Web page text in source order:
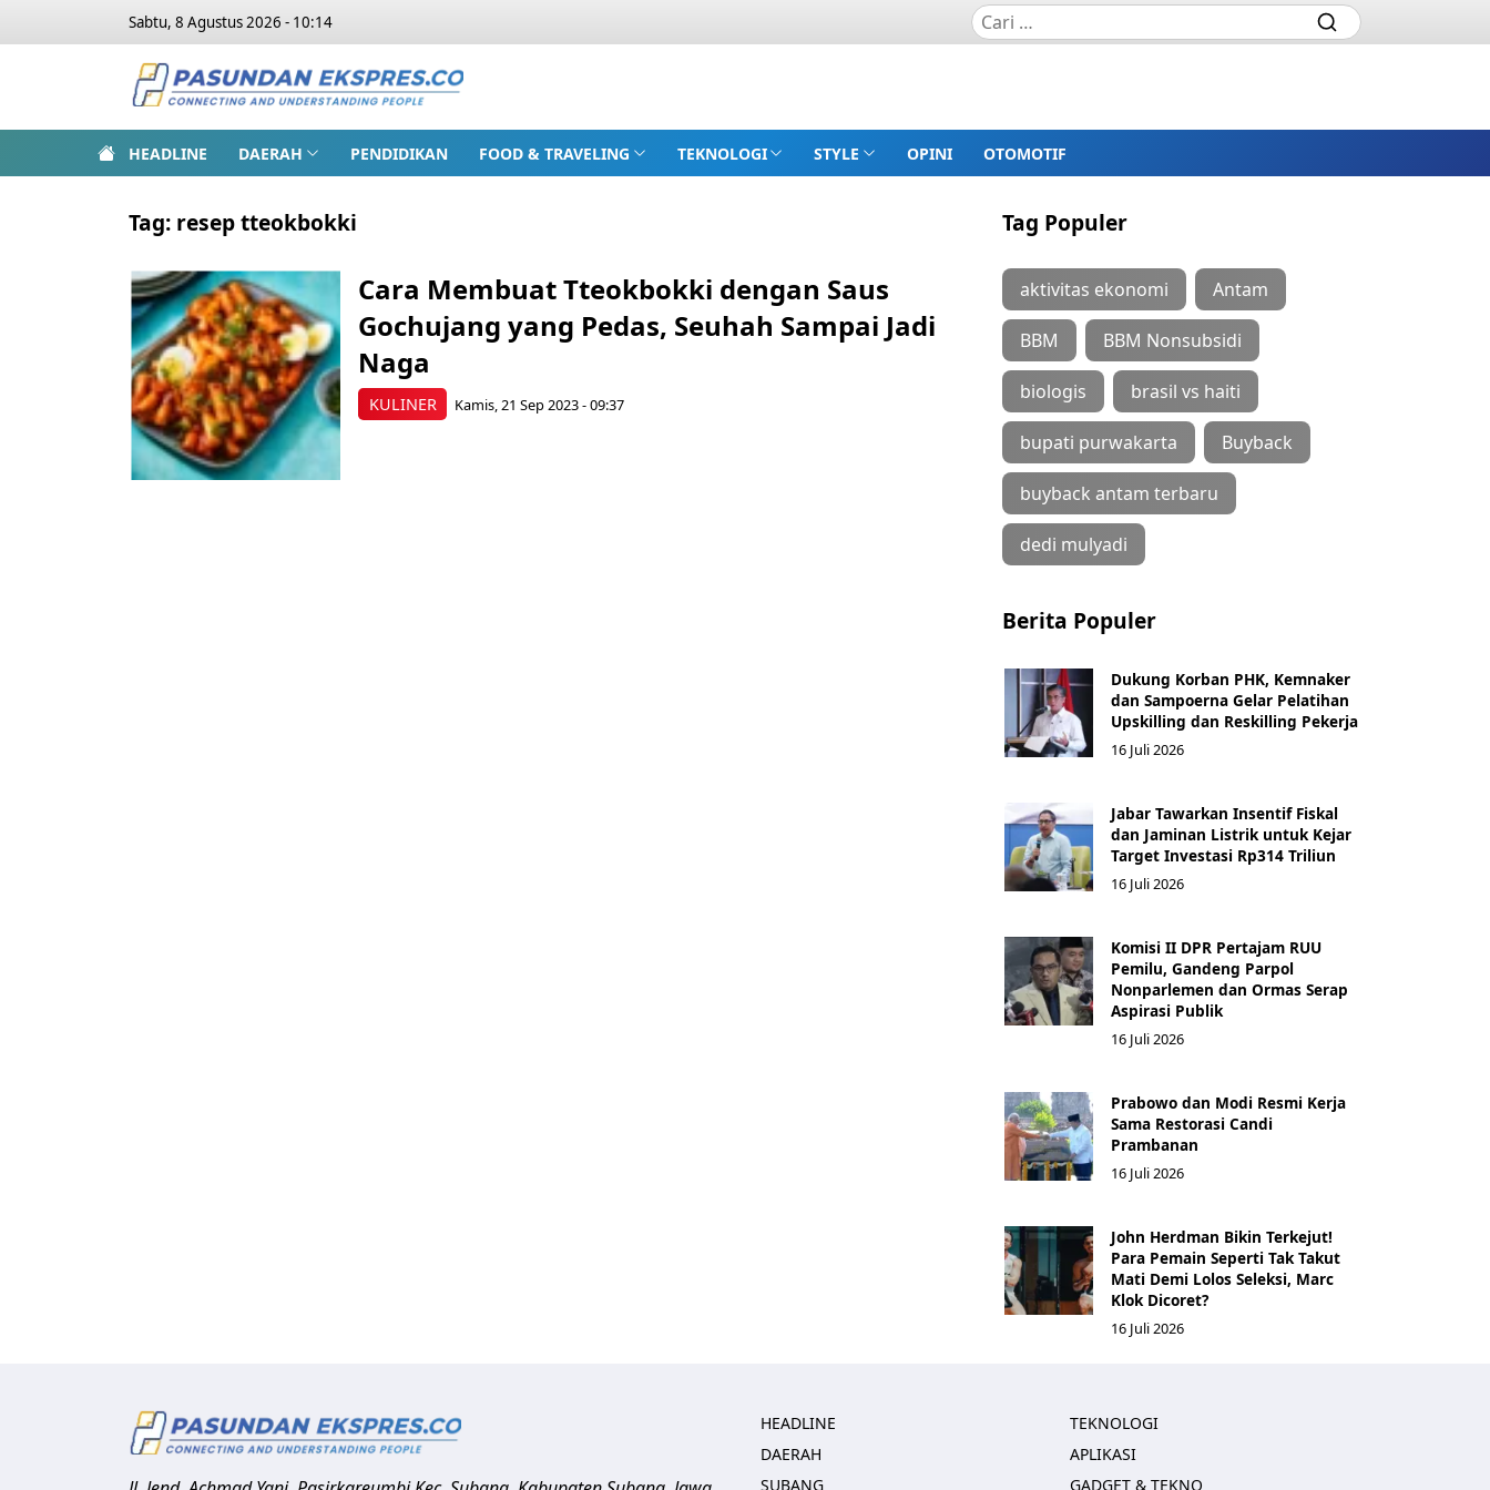
Sabtu, 8 Agustus 2026 - 10:14
HEADLINE DAERAH PENDIDIKAN FOOD & TRAVELING TEKNOLOGI STYLE OPINI OTOMOTIF
Tag: resep tteokbokki
KULINER
Cara Membuat Tteokbokki dengan Saus
Gochujang yang Pedas, Seuhah Sampai Jadi
Naga
Kamis, 21 Sep 2023 - 09:37
Tag Populer
aktivitas ekonomi Antam
BBM BBM Nonsubsidi
biologis brasil vs haiti
bupati purwakarta Buyback
buyback antam terbaru
dedi mulyadi
Berita Populer
Dukung Korban PHK, Kemnaker
dan Sampoerna Gelar Pelatihan
Upskilling dan Reskilling Pekerja
16 Juli 2026
Jabar Tawarkan Insentif Fiskal
dan Jaminan Listrik untuk Kejar
Target Investasi Rp314 Triliun
16 Juli 2026
Komisi II DPR Pertajam RUU
Pemilu, Gandeng Parpol
Nonparlemen dan Ormas Serap
Aspirasi Publik
16 Juli 2026
Prabowo dan Modi Resmi Kerja
Sama Restorasi Candi
Prambanan
16 Juli 2026
John Herdman Bikin Terkejut!
Para Pemain Seperti Tak Takut
Mati Demi Lolos Seleksi, Marc
Klok Dicoret?
16 Juli 2026
HEADLINE
DAERAH
SUBANG
TEKNOLOGI
APLIKASI
GADGET & TEKNO